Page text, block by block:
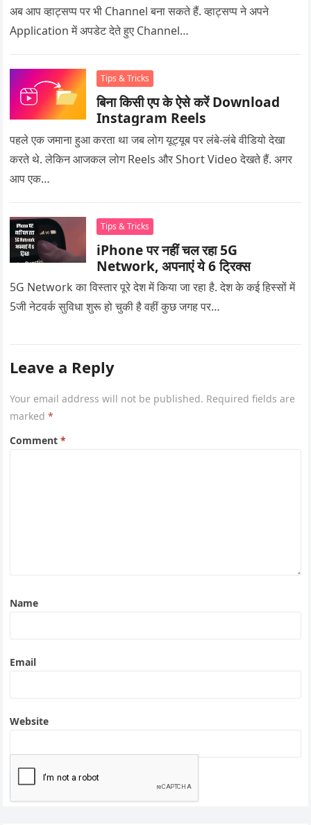
अब आप व्हाट्सप्प पर भी Channel बना सकते हैं. व्हाट्सप्प ने अपने
Application में अपडेट देते हुए Channel…
Tips & Tricks
बिना किसी एप के ऐसे करें Download
Instagram Reels
पहले एक जमाना हुआ करता था जब लोग यूट्यूब पर लंबे-लंबे वीडियो देखा
करते थे. लेकिन आजकल लोग Reels और Short Video देखते हैं. अगर
आप एक…
Tips & Tricks
iPhone पर नहीं चल रहा 5G
Network, अपनाएं ये 6 ट्रिक्स
5G Network का विस्तार पूरे देश में किया जा रहा है. देश के कई हिस्सों में
5जी नेटवर्क सुविधा शुरू हो चुकी है वहीं कुछ जगह पर…
Leave a Reply
Your email address will not be published. Required fields are
marked*
Comment*
Name
Email
Website